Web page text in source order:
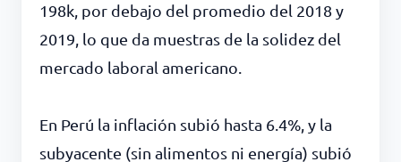
198k, por debajo del promedio del 2018 y
2019, lo que da muestras de la solidez del
mercado laboral americano.
En Perú la inflación subió hasta 6.4%, y la
subyacente (sin alimentos ni energía) subió